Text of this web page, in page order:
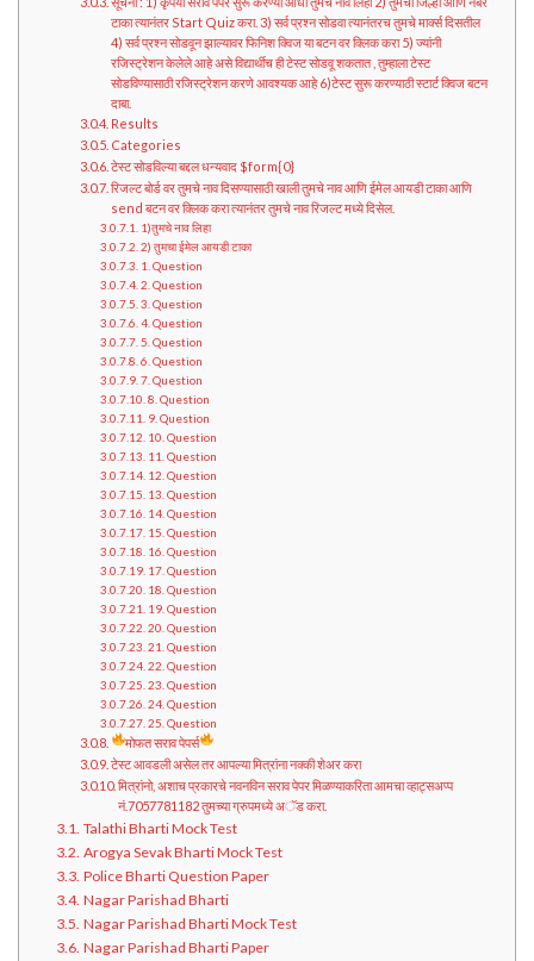
टाका त्यानंतर Start Quiz करा. 3) सर्व प्रश्न सोडवा त्यानंतरच तुमचे मार्क्स दिसतील
4) सर्व प्रश्न सोडवून झाल्यावर फिनिश क्विज या बटन वर क्लिक करा 5) ज्यांनी
रजिस्ट्रेशन केलेले आहे असे विद्यार्थीच ही टेस्ट सोडवू शकतात , तुम्हाला टेस्ट
सोडविण्यासाठी रजिस्ट्रेशन करणे आवश्यक आहे 6)टेस्ट सुरू करण्याठी स्टार्ट क्विज बटन
दाबा.
Results
Categories
टेस्ट सोडविल्या बद्दल धन्यवाद $form{0}
रिजल्ट बोर्ड वर तुमचे नाव दिसण्यासाठी खाली तुमचे नाव आणि ईमेल आयडी टाका आणि
send बटन वर क्लिक करा त्यानंतर तुमचे नाव रिजल्ट मध्ये दिसेल.
1)तुमचे नाव लिहा
2) तुमचा ईमेल आयडी टाका
1. Question
2. Question
3. Question
4. Question
5. Question
6. Question
7. Question
8. Question
9. Question
10. Question
11. Question
12. Question
13. Question
14. Question
15. Question
16. Question
17. Question
18. Question
19. Question
20. Question
21. Question
22. Question
23. Question
24. Question
25. Question
मोफत सराव पेपर्स
टेस्ट आवडली असेल तर आपल्या मित्रांना नक्की शेअर करा
मित्रांनो, अशाच प्रकारचे नवनविन सराव पेपर मिळण्याकरिता आमचा व्हाट्सअप्प
नं.7057781182 तुमच्या ग्रुपमध्ये अॅड करा.
Talathi Bharti Mock Test
Arogya Sevak Bharti Mock Test
Police Bharti Question Paper
Nagar Parishad Bharti
Nagar Parishad Bharti Mock Test
Nagar Parishad Bharti Paper